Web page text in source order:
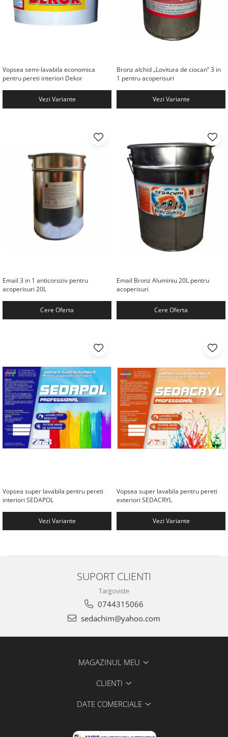
Vopsea semi-lavabila economica
pentru pereti interiori Dekor
Vezi Variante
Bronz alchid „Lovitura de ciocan” 3 in
1 pentru acoperisuri
Vezi Variante
Email 3 in 1 anticoroziv pentru
acoperisuri 20L
Cere Oferta
Email Bronz Aluminiu 20L pentru
acoperisuri
Cere Oferta
Vopsea super lavabila pentru pereti
interiori SEDAPOL
Vezi Variante
Vopsea super lavabila pentru pereti
exteriori SEDACRYL
Vezi Variante
SUPORT CLIENTI
Targoviste
0744315066
sedachim@yahoo.com
MAGAZINUL MEU
CLIENTI
DATE COMERCIALE